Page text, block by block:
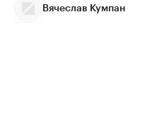
Вячеслав Кумпан